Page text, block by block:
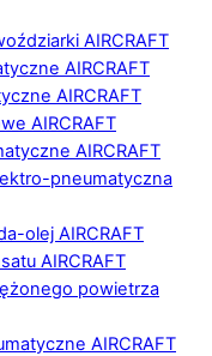
AIRCRAFT
AIRCRAFT
AIRCRAFT
AIRCRAFT
AIRCRAFT
pneumatyczna
olej AIRCRAFT
AIRCRAFT
powietrza
AIRCRAFT